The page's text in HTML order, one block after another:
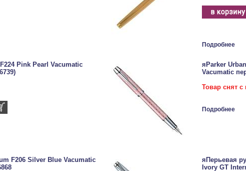
Подробнее
Pink Pearl Vacumatic
яParker
Vacumatic
Товар снят с
Подробнее
F206 Silver Blue Vacumatic
яПерьевая
Ivory GT